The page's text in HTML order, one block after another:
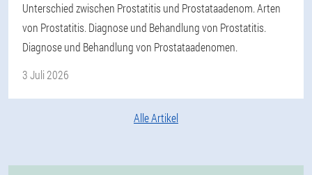
Unterschied zwischen Prostatitis und Prostataadenom. Arten
von Prostatitis. Diagnose und Behandlung von Prostatitis.
Diagnose und Behandlung von Prostataadenomen.
3 Juli 2026
Alle Artikel